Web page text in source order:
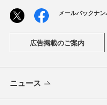
メールバックナ
広告掲載のご案内
ニュース